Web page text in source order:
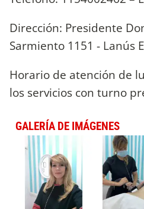
Dirección: Presidente
Sarmiento 1151 - Lanús
Horario de atención de
los servicios con turno
GALERÍA DE IMÁGENES